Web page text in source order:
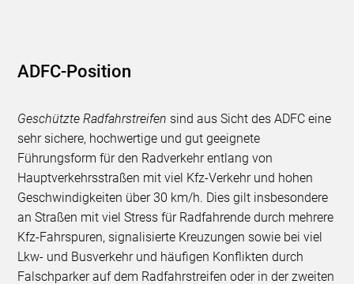
ADFC-Position
Geschützte Radfahrstreifen sind aus Sicht des ADFC eine
sehr sichere, hochwertige und gut geeignete
Führungsform für den Radverkehr entlang von
Hauptverkehrsstraßen mit viel Kfz-Verkehr und hohen
Geschwindigkeiten über 30 km/h. Dies gilt insbesondere
an Straßen mit viel Stress für Radfahrende durch mehrere
Kfz-Fahrspuren, signalisierte Kreuzungen sowie bei viel
Lkw- und Busverkehr und häufigen Konflikten durch
Falschparker auf dem Radfahrstreifen oder in der zweiten